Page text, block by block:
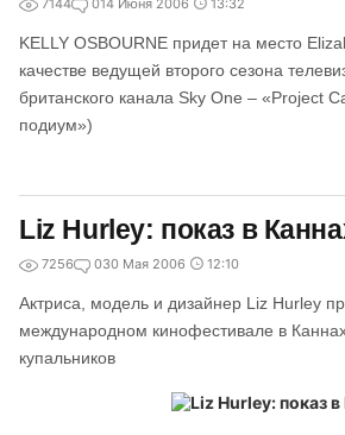
7144 014 Июня 2006 13:32
KELLY OSBOURNE придет на место
качестве ведущей второго сезона
британского канала Sky One – «Project
подиум»)
Liz Hurley: показ в
7256 030 Мая 2006 12:10
Актриса, модель и дизайнер Liz Hurley
международном кинофестивале в
купальников